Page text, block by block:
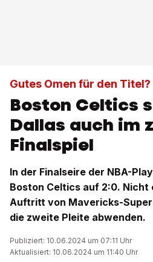
Gutes Omen für den Titel?
Boston Celtics
Dallas auch im
Finalspiel
In der Finalseire der NBA-
Boston Celtics auf 2:0. Nicht
Auftritt von Mavericks-
die zweite Pleite abwenden.
Publiziert: 10.06.2024 um 07:11 Uhr
Aktualisiert: 10.06.2024 um 11:40 Uhr